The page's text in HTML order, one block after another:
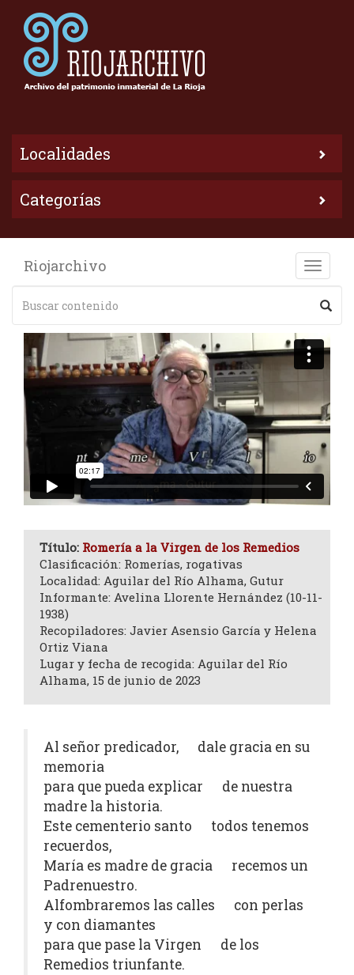
Localidades
Categorías
Toggle
Riojarchivo
Título: Romería a la Virgen de los Remedios
Clasificación: Romerías, rogativas
Localidad: Aguilar del Río Alhama, Gutur
Informante: Avelina Llorente Hernández (10-11-
1938)
Recopiladores: Javier Asensio García y Helena
Ortiz Viana
Lugar y fecha de recogida: Aguilar del Río
Alhama, 15 de junio de 2023
Al señor predicador, dale gracia en su
memoria
para que pueda explicar de nuestra
madre la historia.
Este cementerio santo todos tenemos
recuerdos,
María es madre de gracia recemos un
Padrenuestro.
Alfombraremos las calles con perlas
y con diamantes
para que pase la Virgen de los
Remedios triunfante.